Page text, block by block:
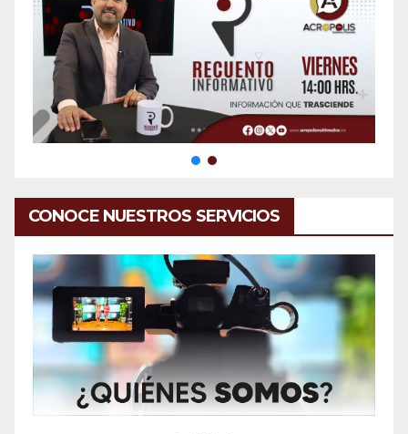
CONOCE NUESTROS SERVICIOS